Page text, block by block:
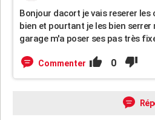
Bonjour dacort je vais reserer
bien et pourtant je les bien
garage m'a poser ses pas très
Commenter 0